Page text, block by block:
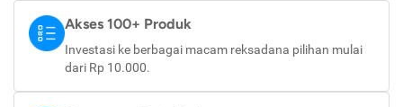
Akses 100+ Produk
Investasi ke berbagai macam reksadana pilihan mulai
dari Rp 10.000.